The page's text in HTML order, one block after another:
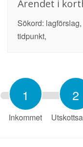
Ärendet i
Sökord:
tidpunkt,
1
Inkommet
2